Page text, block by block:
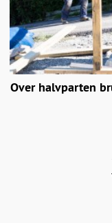
Over halvparten